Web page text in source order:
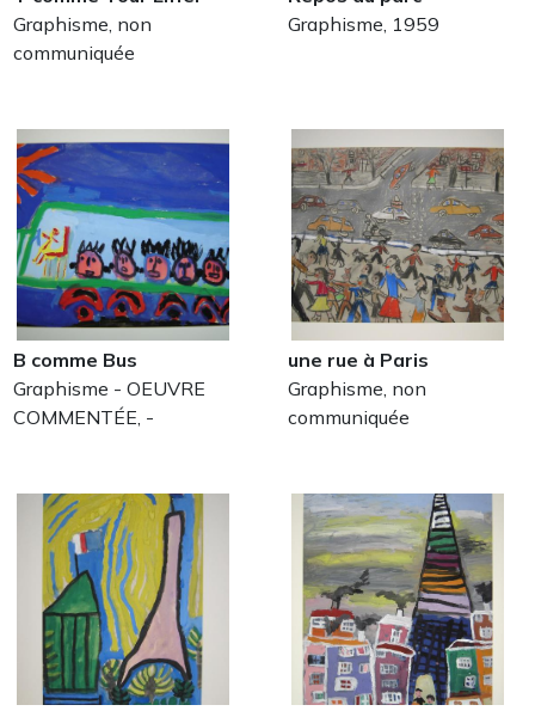
Graphisme, non
communiquée
Graphisme, 1959
B comme Bus
Graphisme - OEUVRE
COMMENTÉE, -
une rue à Paris
Graphisme, non
communiquée